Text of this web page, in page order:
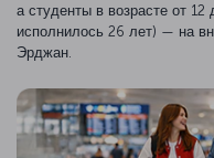
а студенты в возрасте от
исполнилось 26 лет) — на
Эрджан.